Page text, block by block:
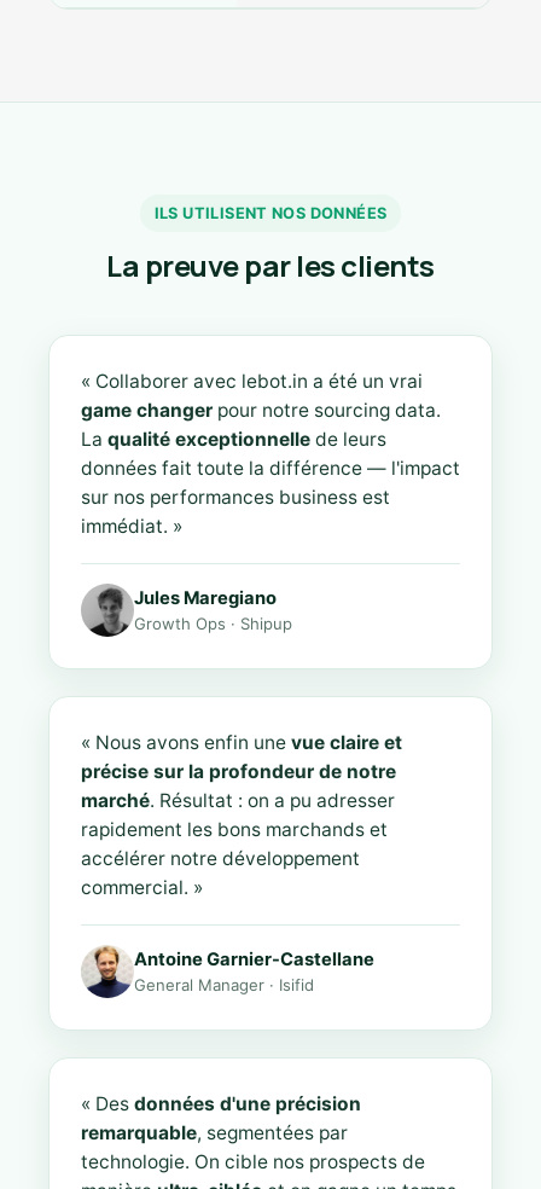
ILS UTILISENT NOS DONNÉES
La preuve par les clients
« Collaborer avec lebot.in a été un vrai
game changer pour notre sourcing data.
La qualité exceptionnelle de leurs
données fait toute la différence — l'impact
sur nos performances business est
immédiat. »
Jules Maregiano
Growth Ops · Shipup
« Nous avons enfin une vue claire et
précise sur la profondeur de notre
marché. Résultat : on a pu adresser
rapidement les bons marchands et
accélérer notre développement
commercial. »
Antoine Garnier-Castellane
General Manager · Isifid
« Des données d'une précision
remarquable, segmentées par
technologie. On cible nos prospects de